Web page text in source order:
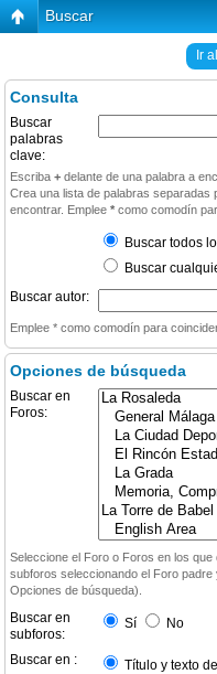
Buscar
Ir
Consulta
Buscar
palabras
clave:
Escriba + delante de una palabra a
Crea una lista de palabras separadas
encontrar. Emplee * como comodín
Buscar todos
Buscar
Buscar autor:
Emplee * como comodín para
Opciones de búsqueda
Buscar en
Foros:
Seleccione el Foro o Foros en los
subforos seleccionando el Foro
Opciones de búsqueda).
Buscar en
subforos:
Sí No
Buscar en :
Título y texto